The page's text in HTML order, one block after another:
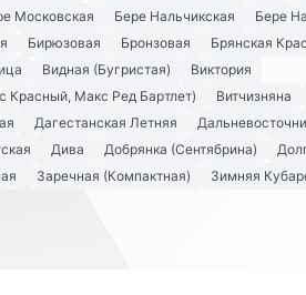
Московская Бере Нальчикская
Бере
Бирюзовая Бронзовая Брянская
Видная (Бугристая)
Виктория
Макс Ред Бартлет) Витчизняна
Дагестанская Летняя
Дива Добрянка (Сентябрина)
Заречная (Компактная) Зимняя